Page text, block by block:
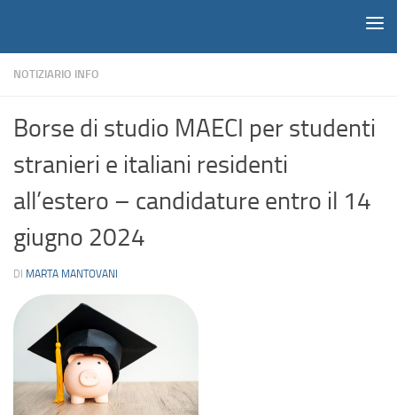
NOTIZIARIO INFO
Borse di studio MAECI per studenti
stranieri e italiani residenti
all’estero – candidature entro il 14
giugno 2024
DI MARTA MANTOVANI